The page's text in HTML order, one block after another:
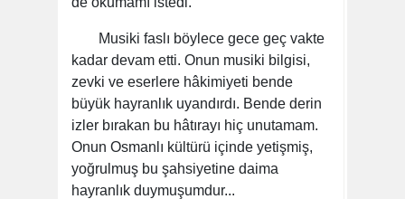
Musiki faslı böylece gece geç vakte
kadar devam etti. Onun musiki bilgisi,
zevki ve eserlere hâkimiyeti bende
büyük hayranlık uyandırdı. Bende derin
izler bırakan bu hâtırayı hiç unutamam.
Onun Osmanlı kültürü içinde yetişmiş,
yoğrulmuş bu şahsiyetine daima
hayranlık duymuşumdur...